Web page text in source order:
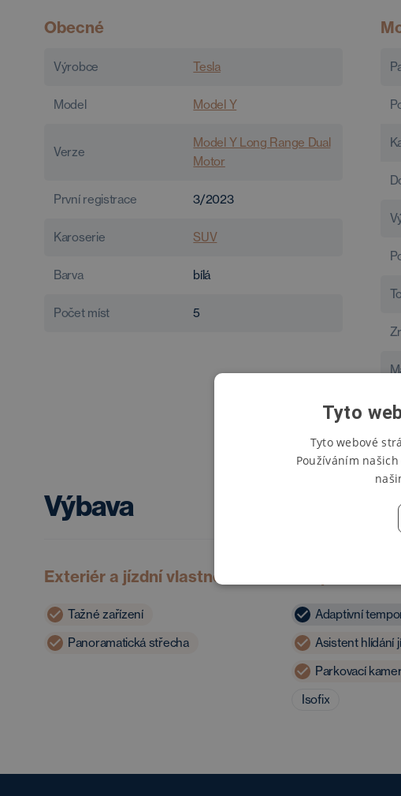
Obecné
Výrobce Tesla
Model Model Y
Verze
Model Y Long Range Dual
Motor
První registrace 3/2023
Karoserie SUV
Barva bílá
Počet míst 5
Výbava
Exteriér a jízdní vlastnosti
Tažné zařízení
Panoramatická střecha
Adaptivní
Asistent hlídání
Parkovací
Isofix
Tyto
Tyto webové
Používáním